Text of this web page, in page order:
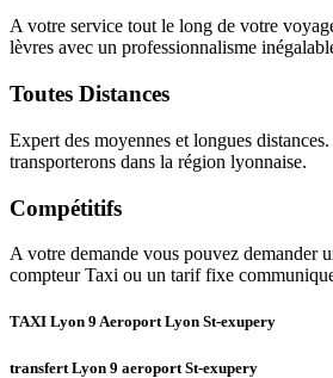
A votre service tout le long de votre
lèvres avec un professionnalisme
Toutes Distances
Expert des moyennes et longues
transporterons dans la région lyonnaise.
Compétitifs
A votre demande vous pouvez demander
compteur Taxi ou un tarif fixe
TAXI Lyon 9 Aeroport Lyon St-exupery
transfert Lyon 9 aeroport St-exupery